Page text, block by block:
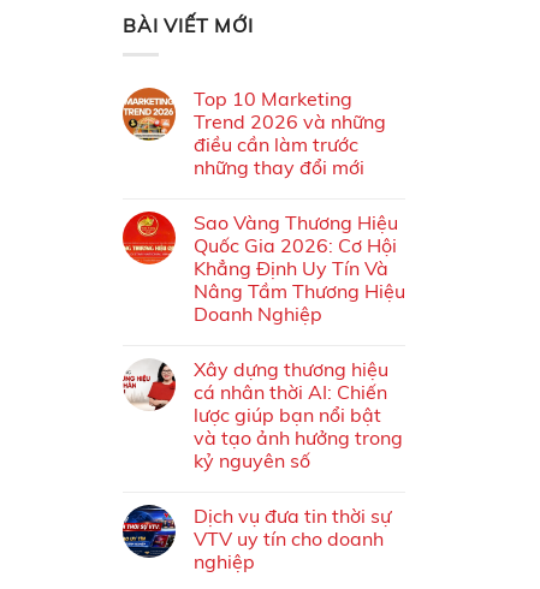
BÀI VIẾT MỚI
Top 10 Marketing
Trend 2026 và những
điều cần làm trước
những thay đổi mới
Sao Vàng Thương Hiệu
Quốc Gia 2026: Cơ Hội
Khẳng Định Uy Tín Và
Nâng Tầm Thương Hiệu
Doanh Nghiệp
Xây dựng thương hiệu
cá nhân thời AI: Chiến
lược giúp bạn nổi bật
và tạo ảnh hưởng trong
kỷ nguyên số
Dịch vụ đưa tin thời sự
VTV uy tín cho doanh
nghiệp